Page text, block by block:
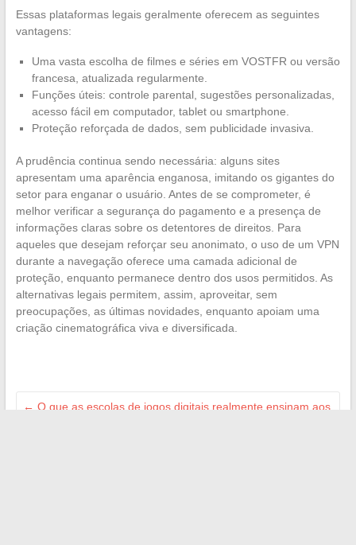
Essas plataformas legais geralmente oferecem as seguintes
vantagens:
Uma vasta escolha de filmes e séries em VOSTFR ou versão
francesa, atualizada regularmente.
Funções úteis: controle parental, sugestões personalizadas,
acesso fácil em computador, tablet ou smartphone.
Proteção reforçada de dados, sem publicidade invasiva.
A prudência continua sendo necessária: alguns sites
apresentam uma aparência enganosa, imitando os gigantes do
setor para enganar o usuário. Antes de se comprometer, é
melhor verificar a segurança do pagamento e a presença de
informações claras sobre os detentores de direitos. Para
aqueles que desejam reforçar seu anonimato, o uso de um VPN
durante a navegação oferece uma camada adicional de
proteção, enquanto permanece dentro dos usos permitidos. As
alternativas legais permitem, assim, aproveitar, sem
preocupações, as últimas novidades, enquanto apoiam uma
criação cinematográfica viva e diversificada.
← O que as escolas de jogos digitais realmente ensinam aos